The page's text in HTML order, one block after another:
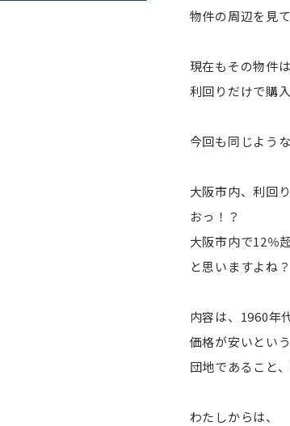
物件の周辺を見
現在もその物件
利回りだけで購
今回も同じよう
大阪市内、利回
おっ！？
大阪市内で12％
と思いますよね？
内容は、1960年
価格が安いとい
団地であること
わたしからは、